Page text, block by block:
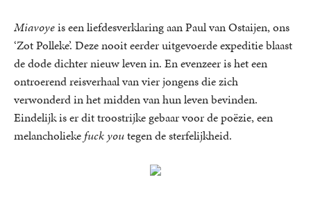
Miavoyeis een liefdesverklaring aan Paul van Ostaijen, ons
‘Zot Polleke’. Deze nooit eerder uitgevoerde expeditie blaast
de dode dichter nieuw leven in. En evenzeer is het een
ontroerend reisverhaal van vier jongens die zich
verwonderd in het midden van hun leven bevinden.
Eindelijk is er dit troostrijke gebaar voor de poëzie, een
melancholieke fuck youtegen de sterfelijkheid.